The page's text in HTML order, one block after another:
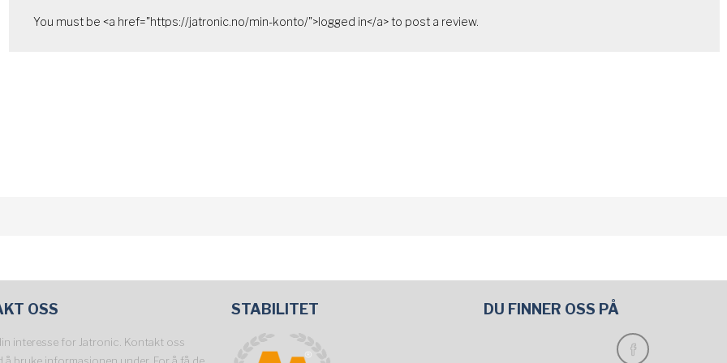
You must be <a href="https://jatronic.no/min-konto/">logged in</a> to post a review.
OSS
interesse for Jatronic. Kontakt oss
STABILITET DU FINNER OSS PÅ